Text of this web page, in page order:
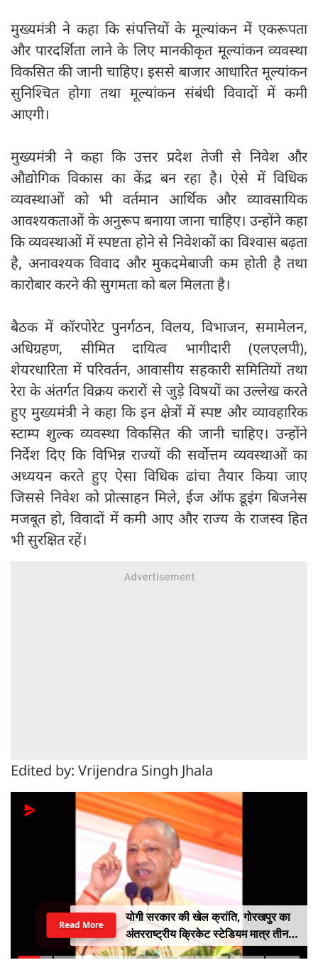
मुख्यमंत्री ने कहा कि संपत्तियों के मूल्यांकन में एकरूपता
और पारदर्शिता लाने के लिए मानकीकृत मूल्यांकन व्यवस्था
विकसित की जानी चाहिए। इससे बाजार आधारित मूल्यांकन
सुनिश्चित होगा तथा मूल्यांकन संबंधी विवादों में कमी
आएगी।
मुख्यमंत्री ने कहा कि उत्तर प्रदेश तेजी से निवेश और
औद्योगिक विकास का केंद्र बन रहा है। ऐसे में विधिक
व्यवस्थाओं को भी वर्तमान आर्थिक और व्यावसायिक
आवश्यकताओं के अनुरूप बनाया जाना चाहिए। उन्होंने कहा
कि व्यवस्थाओं में स्पष्टता होने से निवेशकों का विश्वास बढ़ता
है, अनावश्यक विवाद और मुकदमेबाजी कम होती है तथा
कारोबार करने की सुगमता को बल मिलता है।
बैठक में कॉरपोरेट पुनर्गठन, विलय, विभाजन, समामेलन,
अधिग्रहण, सीमित दायित्व भागीदारी (एलएलपी),
शेयरधारिता में परिवर्तन, आवासीय सहकारी समितियों तथा
रेरा के अंतर्गत विक्रय करारों से जुड़े विषयों का उल्लेख करते
हुए मुख्यमंत्री ने कहा कि इन क्षेत्रों में स्पष्ट और व्यावहारिक
स्टाम्प शुल्क व्यवस्था विकसित की जानी चाहिए। उन्होंने
निर्देश दिए कि विभिन्न राज्यों की सर्वोत्तम व्यवस्थाओं का
अध्ययन करते हुए ऐसा विधिक ढांचा तैयार किया जाए
जिससे निवेश को प्रोत्साहन मिले, ईज ऑफ डूइंग बिजनेस
मजबूत हो, विवादों में कमी आए और राज्य के राजस्व हित
भी सुरक्षित रहें।
Edited by: Vrijendra Singh Jhala
योगी सरकार की खेल क्रांति, गोरखपुर का
अंतरराष्ट्रीय क्रिकेट स्टेडियम मात्र तीन
महीने में लगभग 20% तैयार
Read More